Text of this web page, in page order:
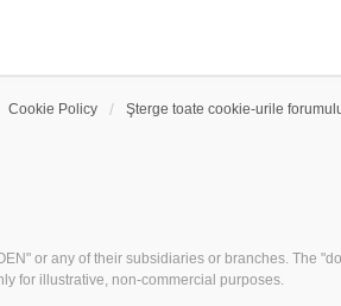
Cookie Policy Şterge toate cookie-urile
or any of their subsidiaries or branches. The
for illustrative, non-commercial purposes.